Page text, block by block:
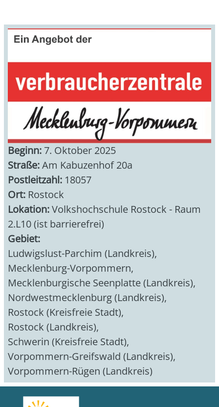
Beginn: 7. Oktober 2025
Straße:Am Kabuzenhof 20a
Postleitzahl: 18057
Ort: Rostock
Lokation:Volkshochschule Rostock - Raum
2.L10 (ist barrierefrei)
Gebiet:
Ludwigslust-Parchim (Landkreis),
Mecklenburg-Vorpommern,
Mecklenburgische Seenplatte (Landkreis),
Nordwestmecklenburg (Landkreis),
Rostock (Kreisfreie Stadt),
Rostock (Landkreis),
Schwerin (Kreisfreie Stadt),
Vorpommern-Greifswald (Landkreis),
Vorpommern-Rügen (Landkreis)